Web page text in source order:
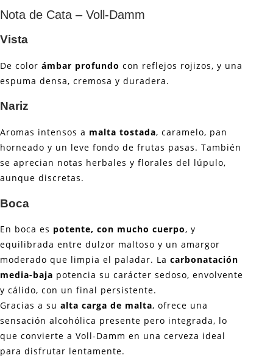
Nota de Cata – Voll-Damm
Vista
De color ámbar profundo con reflejos rojizos, y una
espuma densa, cremosa y duradera.
Nariz
Aromas intensos a malta tostada, caramelo, pan
horneado y un leve fondo de frutas pasas. También
se aprecian notas herbales y florales del lúpulo,
aunque discretas.
Boca
En boca es potente, con mucho cuerpo, y
equilibrada entre dulzor maltoso y un amargor
moderado que limpia el paladar. La carbonatación
media-baja potencia su carácter sedoso, envolvente
y cálido, con un final persistente.
Gracias a su alta carga de malta, ofrece una
sensación alcohólica presente pero integrada, lo
que convierte a Voll-Damm en una cerveza ideal
para disfrutar lentamente.